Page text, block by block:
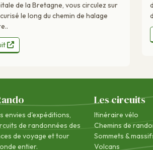
de la Bretagne, vous circulez sur
le long du chemin de halage
envies d'expéditions,
de randonnées des
de voyage et tour
entier.
Les circuits
Itinéraire vélo
Chemins de
Sommets &
Volcans